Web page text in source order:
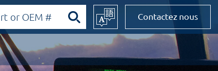
Contactez nous